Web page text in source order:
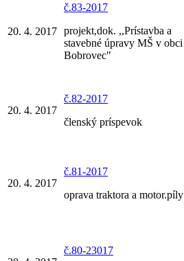
20. 4. 2017
č.83-2017
projekt,dok. ,,Prístavba a
stavebné úpravy MŠ v obci
Bobrovec"
20. 4. 2017
č.82-2017
členský príspevok
20. 4. 2017
č.81-2017
oprava traktora a motor.píly
č.80-23017